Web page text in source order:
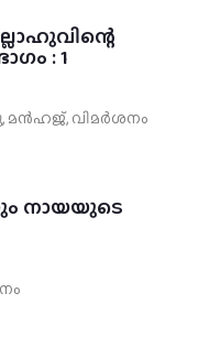
: 1
, മന്‍ഹജ്, വിമർശനം
നായയുടെ